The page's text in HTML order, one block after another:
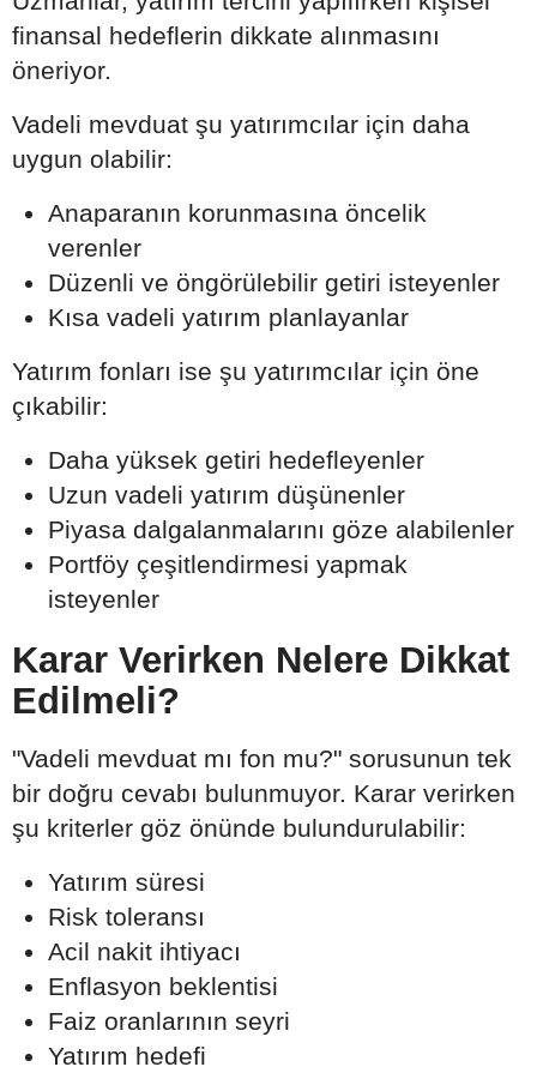
finansal hedeflerin dikkate alınmasını
öneriyor.
Vadeli mevduat şu yatırımcılar için daha
uygun olabilir:
Anaparanın korunmasına öncelik
verenler
Düzenli ve öngörülebilir getiri isteyenler
Kısa vadeli yatırım planlayanlar
Yatırım fonları ise şu yatırımcılar için öne
çıkabilir:
Daha yüksek getiri hedefleyenler
Uzun vadeli yatırım düşünenler
Piyasa dalgalanmalarını göze alabilenler
Portföy çeşitlendirmesi yapmak
isteyenler
Karar Verirken Nelere Dikkat
Edilmeli?
"Vadeli mevduat mı fon mu?" sorusunun tek
bir doğru cevabı bulunmuyor. Karar verirken
şu kriterler göz önünde bulundurulabilir:
Yatırım süresi
Risk toleransı
Acil nakit ihtiyacı
Enflasyon beklentisi
Faiz oranlarının seyri
Yatırım hedefi